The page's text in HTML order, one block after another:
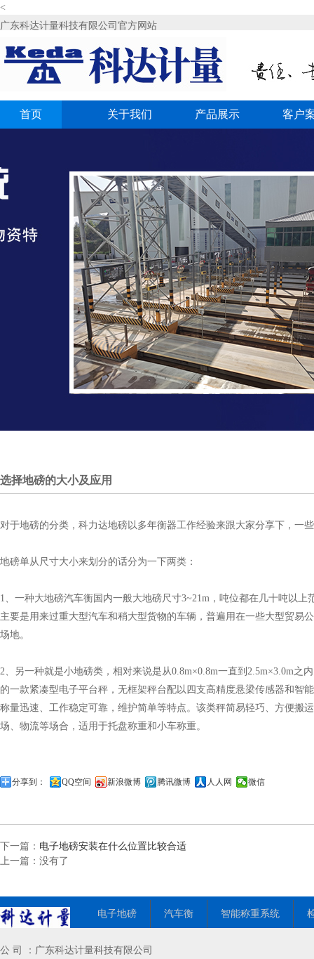
<
广东科达计量科技有限公司官方网站
首页 关于我们 产品展示 客户
选择地磅的大小及应用
对于地磅的分类，科力达地磅以多年衡器工作经验来跟大家分享下，一
地磅单从尺寸大小来划分的话分为一下两类：
1、一种大地磅汽车衡国内一般大地磅尺寸3~21m，吨位都在几十吨以上
主要是用来过重大型汽车和稍大型货物的车辆，普遍用在一些大型贸易
场地。
2、另一种就是小地磅类，相对来说是从0.8m×0.8m一直到2.5m×3.0m之
的一款紧凑型电子平台秤，无框架秤台配以四支高精度悬梁传感器和智
称量迅速、工作稳定可靠，维护简单等特点。该类秤简易轻巧、方便搬
场、物流等场合，适用于托盘称重和小车称重。
分享到： QQ空间 新浪微博 腾讯微博 人人网 微信
下一篇： 电子地磅安装在什么位置比较合适
上一篇：没有了
电子地磅 汽车衡 智能称重系统
公 司 ：广东科达计量科技有限公司